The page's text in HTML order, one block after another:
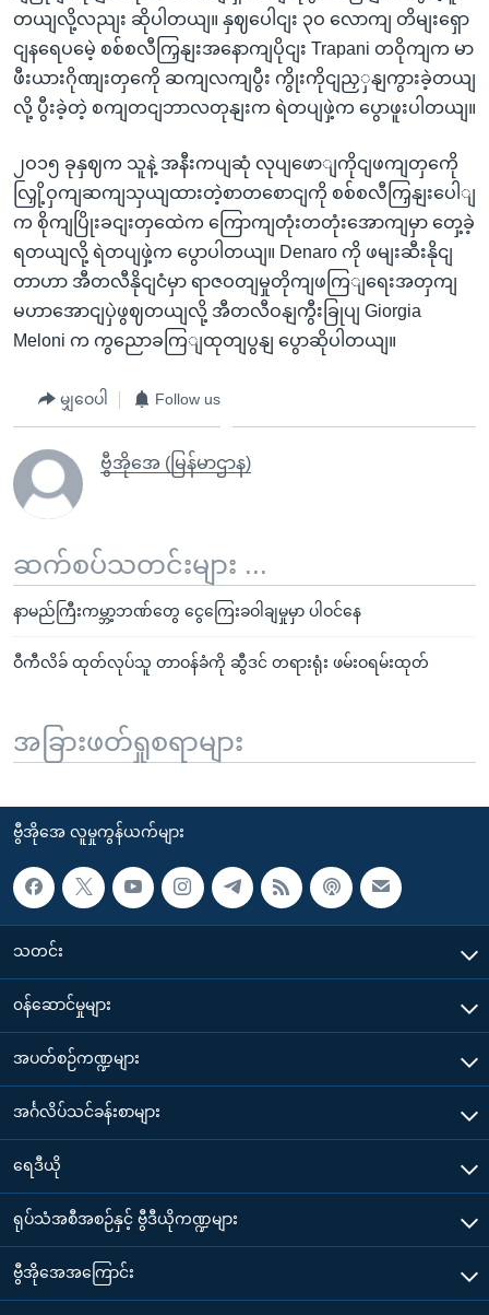
တယျလို့လညျး ဆိုပါတယျ။ နှဈပေါငျး ၃ဝ လောကျ တိမျးရှော
ငျနရေပမေဲ့ စစ်စလီကြှနျးအနောကျပိုငျး Trapani တဝိုကျက မာ
ဖီးယားဂိုဏျးတှကေို ဆကျလကျပွီး ကွိုးကိုငျညှှနျကွားခဲ့တယျ
လို့ ပွီးခဲ့တဲ့ စကျတငျဘာလတုနျးက ရဲတပျဖှဲ့က ပွောဖူးပါတယျ။
၂ဝ၁၅ ခုနှဈက သူနဲ့ အနီးကပျဆုံ လုပျဖောျကိုငျဖကျတှကေို
လြှို့ဝှကျဆကျသှယျထားတဲ့စာတစောငျကို စစ်စလီကြှနျးပေါျ
က စိုကျပြိုးခငျးတှထေဲက ကြောကျတုံးတတုံးအောကျမှာ တှေ့ခဲ့
ရတယျလို့ ရဲတပျဖှဲ့က ပွောပါတယျ။ Denaro ကို ဖမျးဆီးနိုငျ
တာဟာ အီတလီနိုငျငံမှာ ရာဇဝတျမှုတိုကျဖကြျရေးအတှကျ
မဟာအောငျပှဲဖွဈတယျလို့ အီတလီဝနျကွီးခြုပျ Giorgia
Meloni က ကွညောခကြျထုတျပွနျ ပွောဆိုပါတယျ။
မျှဝေပါ Follow us
ဗွီအိုအေ (မြန်မာဌာန)
ဆက်စပ်သတင်းများ ...
နာမည်ကြီးကမ္ဘာ့ဘဏ်တွေ ငွေကြေးခဝါချမှုမှာ ပါဝင်နေ
ဝီကီလိခ် ထုတ်လုပ်သူ တာဝန်ခံကို ဆွီဒင် တရားရုံး ဖမ်းဝရမ်းထုတ်
အခြားဖတ်ရှုစရာများ
ဗွီအိုအေ လူမှုကွန်ယက်များ
သတင်း
၀န်ဆောင်မှုများ
အပတ်စဉ်ကဏ္ဍများ
အင်္ဂလိပ်သင်ခန်းစာများ
ရေဒီယို
ရုပ်သံအစီအစဉ်နှင့် ဗွီဒီယိုကဏ္ဍများ
ဗွီအိုအေအကြောင်း